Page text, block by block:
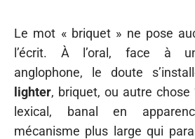
Le mot « briquet » ne pose
l’écrit. À l’oral, face à
anglophone, le doute
lighter, briquet, ou autre
lexical, banal en
mécanisme plus large qui